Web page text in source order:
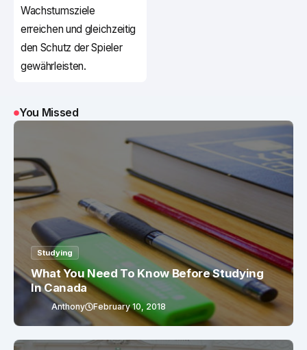
Wachstumsziele
erreichen und gleichzeitig
den Schutz der Spieler
gewährleisten.
You Missed
Studying
What You Need To Know Before Studying
In Canada
Anthony February 10, 2018